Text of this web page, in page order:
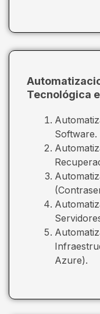
Tecnológica
Software.
Azure).